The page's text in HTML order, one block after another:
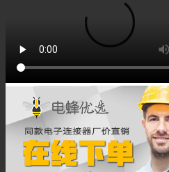
M8转接头
M8线束